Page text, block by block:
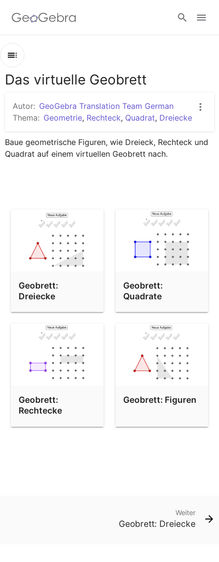
Google Classroom
Kapitel
Geobrett: Dreiecke
Geobrett: Rechtecke
Das virtuelle Geobrett
Autor: GeoGebra Translation Team German
Thema: Geometrie, Rechteck, Quadrat, Dreiecke
Baue geometrische Figuren, wie Dreieck, Rechteck und
Quadrat auf einem virtuellen Geobrett nach.
Geobrett:
Dreiecke
Geobrett:
Quadrate
Geobrett:
Rechtecke
Geobrett: Figuren
Weiter
Geobrett: Dreiecke